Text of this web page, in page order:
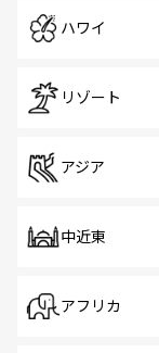
ハワイ
リゾート
アジア
中近東
アフリカ